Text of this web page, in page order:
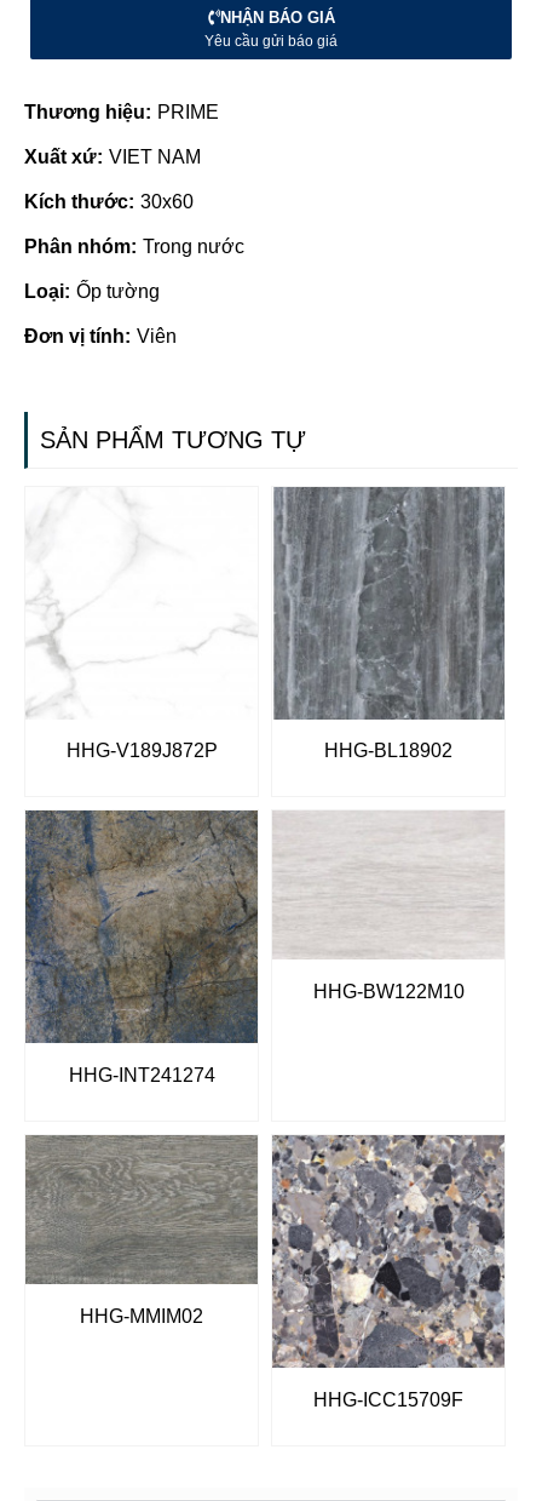
NHẬN BÁO GIÁ
Yêu cầu gửi báo giá
Thương hiệu: PRIME
Xuất xứ: VIET NAM
Kích thước: 30x60
Phân nhóm: Trong nước
Loại: Ốp tường
Đơn vị tính: Viên
SẢN PHẨM TƯƠNG TỰ
HHG-V189J872P HHG-BL18902
HHG-INT241274
HHG-BW122M10
HHG-MMIM02
HHG-ICC15709F